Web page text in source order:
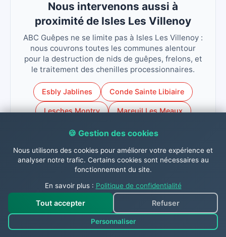
Nous intervenons aussi à
proximité de Isles Les Villenoy
ABC Guêpes ne se limite pas à Isles Les Villenoy :
nous couvrons toutes les communes alentour
pour la destruction de nids de guêpes, frelons, et
le traitement des chenilles processionnaires.
Esbly Jablines Conde Sainte Libiaire
Lesches Montry Mareuil Les Meaux
Trilbardou Vignely
Contactez-nous dès
maintenant !
🍪 Gestion des cookies
Nous utilisons des cookies pour améliorer votre expérience et
analyser notre trafic. Certains cookies sont nécessaires au
fonctionnement du site.
En savoir plus : Politique de confidentialité
Tout accepter
Personnaliser
Refuser